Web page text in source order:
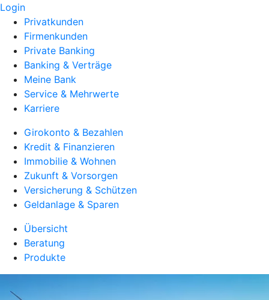
Login
Privatkunden
Firmenkunden
Private Banking
Banking & Verträge
Meine Bank
Service & Mehrwerte
Karriere
Girokonto & Bezahlen
Kredit & Finanzieren
Immobilie & Wohnen
Zukunft & Vorsorgen
Versicherung & Schützen
Geldanlage & Sparen
Übersicht
Beratung
Produkte